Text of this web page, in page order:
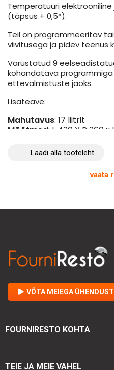
Temperatuuri elektrooniline
(täpsus + 0,5°).
Teil on programmeeritav
viivitusega ja pidev teenus
Varustatud 9
kohandatava
ettevalmistuste jaoks.
Lisateave:
Mahutavus: 17 liitrit
Mõõtmed: L 430 X P 360 x
Laadi alla tooteleht
vaata
VÕTA MEIEGA ÜHENDUST
FOURNIRESTO KOHTA
TEIE JA MEIE VAHEL